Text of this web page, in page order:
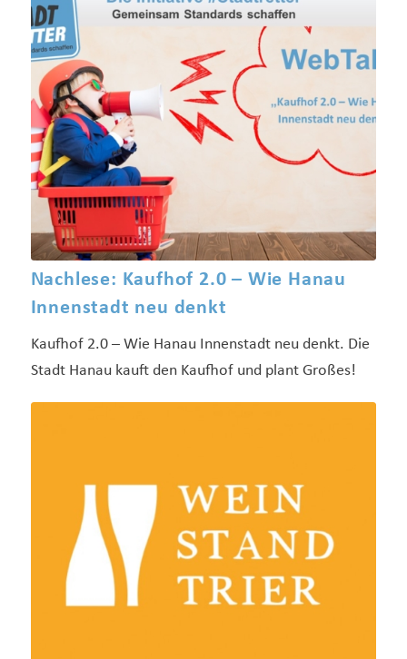
Nachlese: Kaufhof 2.0 – Wie Hanau
Innenstadt neu denkt
Kaufhof 2.0 – Wie Hanau Innenstadt neu denkt. Die
Stadt Hanau kauft den Kaufhof und plant Großes!